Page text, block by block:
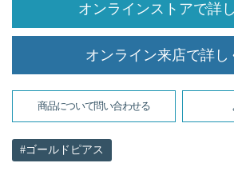
オンラインストアで詳
オンライン来店で詳し
商品について問い合わせる
ゴールドピアス